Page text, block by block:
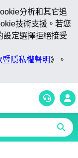
分析和其它追
技術支援。若您
設定選擇拒絕接受
隱私權聲明》。